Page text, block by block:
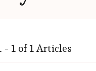
- 1 of 1 Articles